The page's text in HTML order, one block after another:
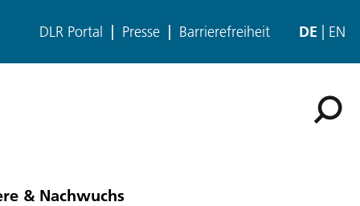
DLR Portal Presse Barrierefreiheit DE EN
& Nachwuchs